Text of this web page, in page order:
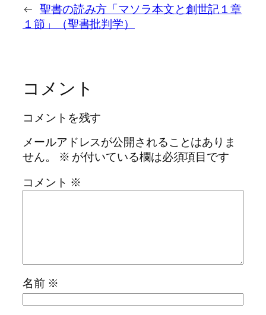
← 聖書の読み方「マソラ本文と創世記１章
１節」（聖書批判学）
コメント
コメントを残す
メールアドレスが公開されることはありま
せん。
※ が付いている欄は必須項目です
コメント ※
名前 ※